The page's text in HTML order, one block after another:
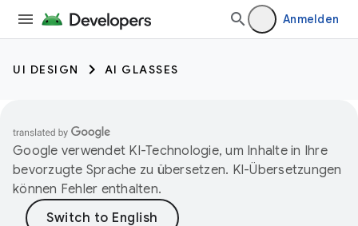
Anmelden
UI DESIGN AI GLASSES
Google verwendet KI-Technologie, um Inhalte in Ihre
bevorzugte Sprache zu übersetzen. KI-Übersetzungen
können Fehler enthalten.